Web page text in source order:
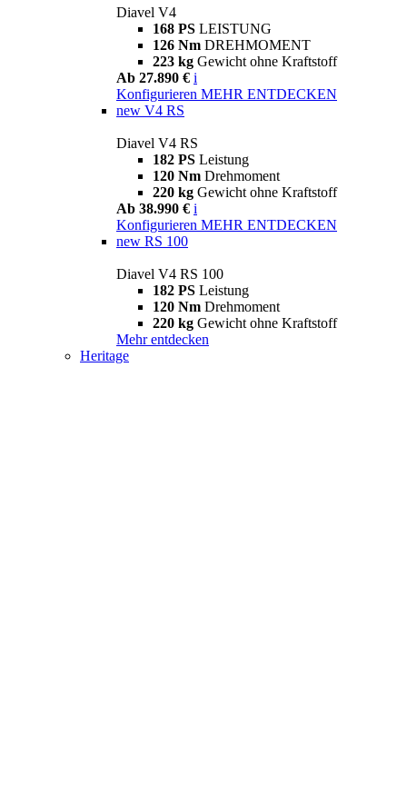
Diavel V4
168 PS LEISTUNG
126 Nm DREHMOMENT
223 kg Gewicht ohne Kraftstoff
Ab 27.890 € i
Konfigurieren MEHR ENTDECKEN
new V4 RS
Diavel V4 RS
182 PS Leistung
120 Nm Drehmoment
220 kg Gewicht ohne Kraftstoff
Ab 38.990 € i
Konfigurieren MEHR ENTDECKEN
new RS 100
Diavel V4 RS 100
182 PS Leistung
120 Nm Drehmoment
220 kg Gewicht ohne Kraftstoff
Mehr entdecken
Heritage